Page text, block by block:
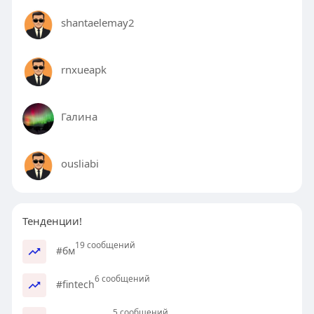
главный актив, который отделяет тебя от
кратного роста -
toplivo-d
shantaelemay2
rnxueapk
Галина
ousliabi
Тенденции!
#бм19 сообщений
#fintech6 сообщений